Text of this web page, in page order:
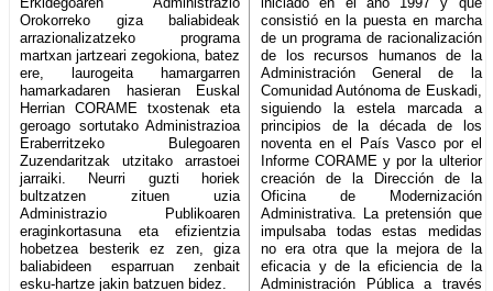
Orokorreko giza baliabideak
arrazionalizatzeko programa
martxan jartzeari zegokiona, batez
ere, laurogeita hamargarren
hamarkadaren hasieran Euskal
Herrian CORAME txostenak eta
geroago sortutako Administrazioa
Eraberritzeko Bulegoaren
Zuzendaritzak utzitako arrastoei
jarraiki. Neurri guzti horiek
bultzatzen zituen uzia
Administrazio Publikoaren
eraginkortasuna eta efizientzia
hobetzea besterik ez zen, giza
baliabideen esparruan zenbait
esku-hartze jakin batzuen bidez.
consistió en la puesta en marcha
de un programa de racionalización
de los recursos humanos de la
Administración General de la
Comunidad Autónoma de Euskadi,
siguiendo la estela marcada a
principios de la década de los
noventa en el País Vasco por el
Informe CORAME y por la ulterior
creación de la Dirección de la
Oficina de Modernización
Administrativa. La pretensión que
impulsaba todas estas medidas
no era otra que la mejora de la
eficacia y de la eficiencia de la
Administración Pública a través